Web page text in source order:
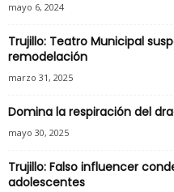
mayo 6, 2024
Trujillo: Teatro Municipal
remodelación
marzo 31, 2025
Domina la respiración del
mayo 30, 2025
Trujillo: Falso influencer
adolescentes